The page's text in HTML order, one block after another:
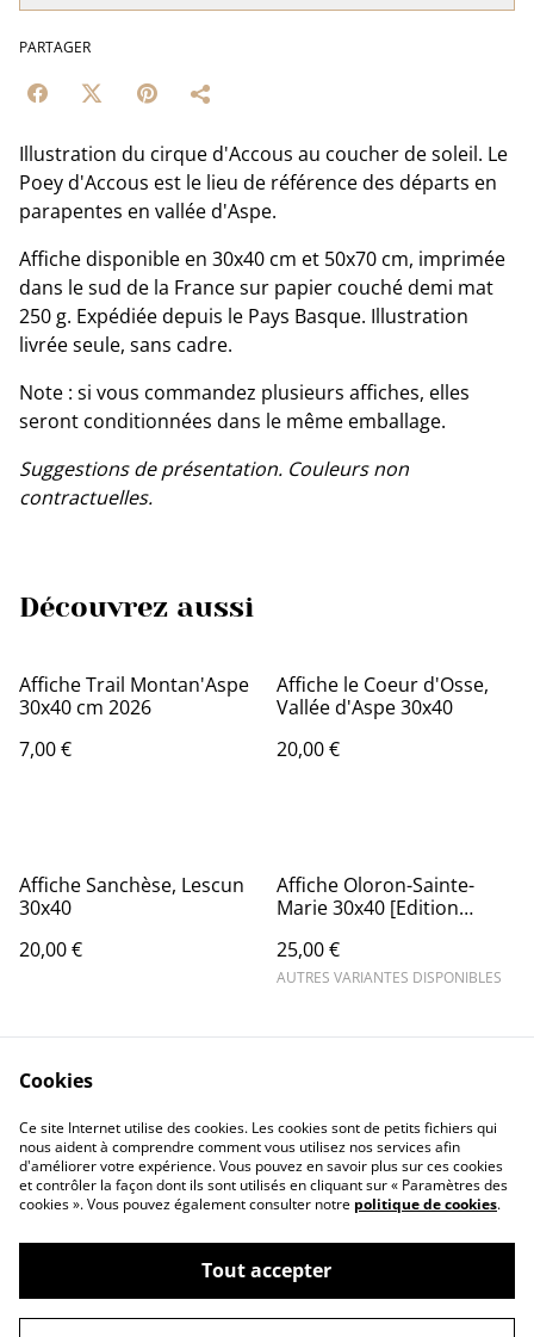
PARTAGER
Illustration du cirque d'Accous au coucher de soleil. Le
Poey d'Accous est le lieu de référence des départs en
parapentes en vallée d'Aspe.
Affiche disponible en 30x40 cm et 50x70 cm, imprimée
dans le sud de la France sur papier couché demi mat
250 g. Expédiée depuis le Pays Basque. Illustration
livrée seule, sans cadre.
Note : si vous commandez plusieurs affiches, elles
seront conditionnées dans le même emballage.
Suggestions de présentation. Couleurs non
contractuelles.
Découvrez aussi
Affiche Trail Montan'Aspe
30x40 cm 2026
7,00 €
Affiche le Coeur d'Osse,
Vallée d'Aspe 30x40
20,00 €
Affiche Sanchèse, Lescun
30x40
20,00 €
Affiche Oloron-Sainte-
Marie 30x40 [Edition
25,00 €
AUTRES VARIANTES DISPONIBLES
L'atelier graphique
Contactez-moi
Conditions Générales
Confidentialité
Politique des Cookies
Cookies
Ce site Internet utilise des cookies. Les cookies sont de petits fichiers qui
nous aident à comprendre comment vous utilisez nos services afin
d'améliorer votre expérience. Vous pouvez en savoir plus sur ces cookies
et contrôler la façon dont ils sont utilisés en cliquant sur « Paramètres des
cookies ». Vous pouvez également consulter notre politique de cookies.
Tout accepter